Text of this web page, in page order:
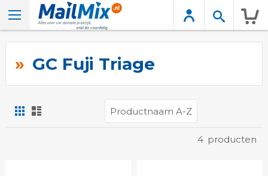
GC Fuji Triage
Foto-
tabel
4 producten